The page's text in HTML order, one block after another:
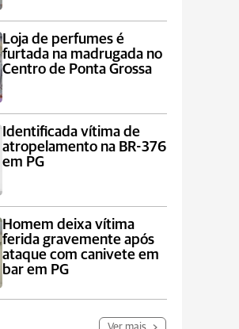
Loja de perfumes é
furtada na madrugada no
Centro de Ponta Grossa
Identificada vítima de
atropelamento na BR-376
em PG
Homem deixa vítima
ferida gravemente após
ataque com canivete em
bar em PG